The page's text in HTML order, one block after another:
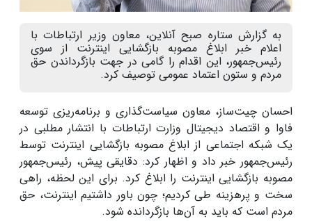
به گزارش ستاره صبح آنلاین، معاون وزیر ارتباطات با
اعلام خبر ابلاغ مصوبه بازگشایی اینترنت از سوی
رئیس‌جمهور، این اقدام را گامی در جهت بازگرداندن حق
مردم و ستون اعتماد عمومی توصیف کرد.
احسان چیت‌ساز، معاون سیاست‌گذاری و برنامه‌ریزی توسعه
فاوا و اقتصاد دیجیتال وزارت ارتباطات با انتشار مطلبی در
یک شبکه اجتماعی از ابلاغ مصوبه بازگشایی اینترنت توسط
رئیس‌جمهور خبر داد و اظهار کرد: دقایقی پیش، رئیس‌جمهور
مصوبه بازگشایی اینترنت را ابلاغ کرد. برای این لحظه، راهی
سخت و پرهزینه طی کردیم؛ چون باور داشتیم اینترنت، حق
مردم است که باید به آن‌ها بازگردانده شود.